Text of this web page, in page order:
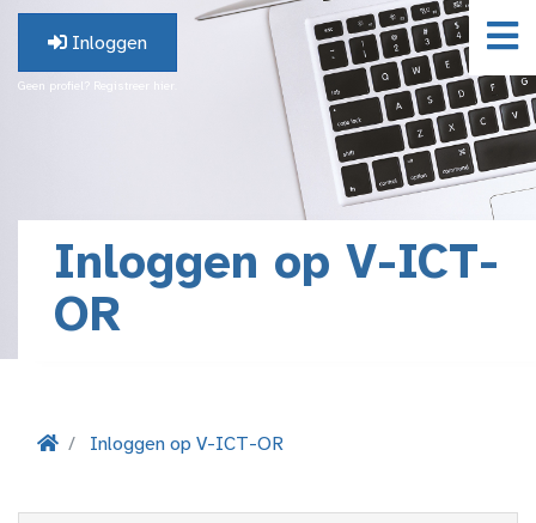
Inloggen
Geen profiel? Registreer hier.
Inloggen op V-ICT-
OR
Inloggen op V-ICT-OR